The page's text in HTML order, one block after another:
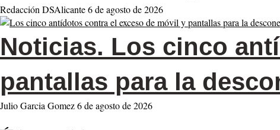
Redacción DSAlicante6 de agosto de 2026
Noticias. Los cinco
pantallas para la
Julio Garcia Gomez6 de agosto de 2026